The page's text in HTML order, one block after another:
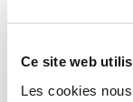
Ce site web
Les cookies
NOM*